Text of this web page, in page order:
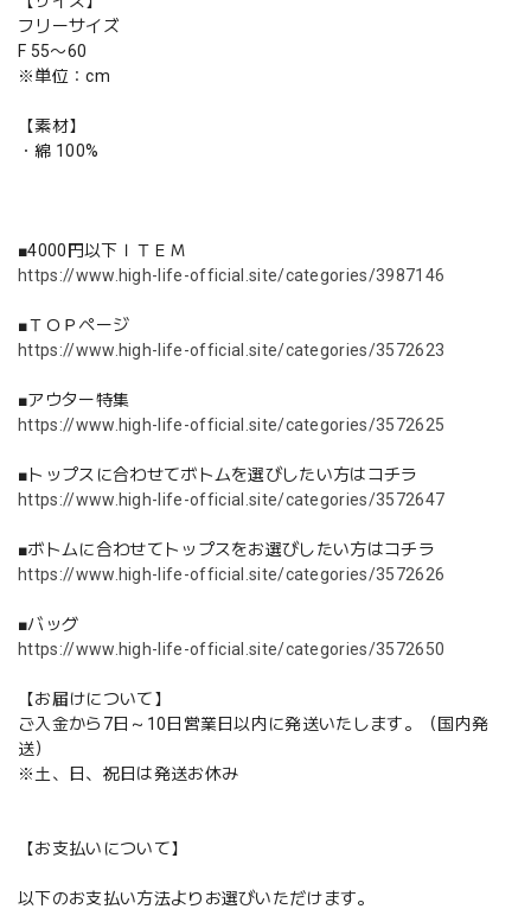
フリーサイズ
F 55〜60
※単位：cm
【素材】
・綿 100%
■4000円以下ＩＴＥＭ
https://www.high-life-official.site/categories/3987146
■ＴＯＰページ
https://www.high-life-official.site/categories/3572623
■アウター特集
https://www.high-life-official.site/categories/3572625
■トップスに合わせてボトムを選びしたい方はコチラ
https://www.high-life-official.site/categories/3572647
■ボトムに合わせてトップスをお選びしたい方はコチラ
https://www.high-life-official.site/categories/3572626
■バッグ
https://www.high-life-official.site/categories/3572650
【お届けについて】
ご入金から7日～10日営業日以内に発送いたします。（国内発
送）
※土、日、祝日は発送お休み
【お支払いについて】
以下のお支払い方法よりお選びいただけます。